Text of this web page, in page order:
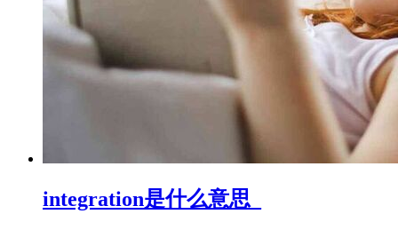
integration是什么意思_